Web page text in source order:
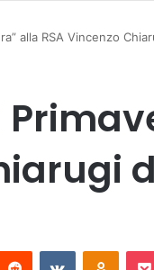
alla RSA Vincenzo